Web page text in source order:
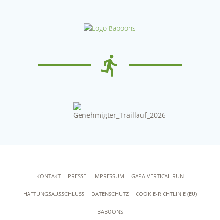
KONTAKT PRESSE IMPRESSUM GAPA VERTICAL RUN
HAFTUNGSAUSSCHLUSS DATENSCHUTZ COOKIE-RICHTLINIE (EU)
BABOONS